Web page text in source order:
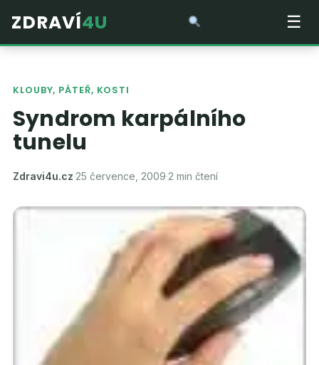
ZDRAVÍ4U ☰
KLOUBY, PÁTEŘ, KOSTI
Syndrom karpálního
tunelu
Zdravi4u.cz·25 července, 2009·2 min čtení